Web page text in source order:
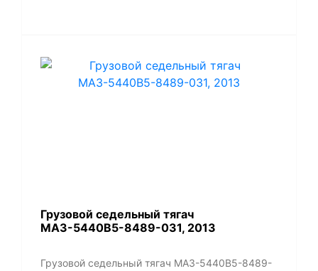
​Грузовой седельный тягач
МАЗ-5440В5-8489-031, 2013
​Грузовой седельный тягач МАЗ-5440В5-8489-